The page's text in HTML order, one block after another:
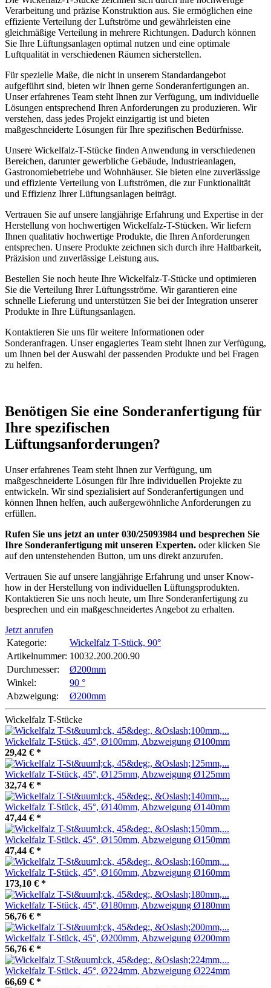
Verarbeitung und präzise Konstruktion aus. Sie ermöglichen eine
effiziente Verteilung der Luftströme und gewährleisten eine
gleichmäßige Verteilung in mehrere Richtungen. Dadurch können
Sie Ihre Lüftungsanlagen optimal nutzen und eine optimale
Luftqualität in verschiedenen Räumen sicherstellen.
Für spezielle Maße, die nicht in unserem Standardangebot
aufgeführt sind, bieten wir Ihnen gerne Sonderanfertigungen an.
Unser erfahrenes Team steht Ihnen zur Verfügung, um individuelle
Lösungen entsprechend Ihren Anforderungen zu produzieren. Wir
verstehen, dass jedes Projekt einzigartig ist und bieten
maßgeschneiderte Lösungen für Ihre spezifischen Bedürfnisse.
Unsere Wickelfalz-T-Stücke finden Anwendung in verschiedenen
Bereichen, darunter gewerbliche Gebäude, Industrieanlagen,
Gastronomiebetriebe und Wohnhäuser. Sie bieten eine zuverlässige
und effiziente Verteilung von Luftströmen, die zur Funktionalität
und Effizienz Ihrer Lüftungsanlagen beiträgt.
Vertrauen Sie auf unsere langjährige Erfahrung und Expertise in der
Herstellung von hochwertigen Wickelfalz-T-Stücken. Wir liefern
Ihnen qualitativ hochwertige Produkte, die Ihren Anforderungen
entsprechen. Unsere Produkte zeichnen sich durch ihre Haltbarkeit,
Präzision und zuverlässige Leistung aus.
Bestellen Sie noch heute Ihre Wickelfalz-T-Stücke und optimieren
Sie die Verteilung Ihrer Lüftungsströme. Wir garantieren eine
schnelle Lieferung und unterstützen Sie bei der Integration unserer
Produkte in Ihre Lüftungsanlagen.
Kontaktieren Sie uns für weitere Informationen oder
Sonderanfragen. Unser engagiertes Team steht Ihnen zur Verfügung,
um Ihnen bei der Auswahl der passenden Produkte und bei Fragen
zu helfen.
Benötigen Sie eine Sonderanfertigung für
Ihre spezifischen
Lüftungsanforderungen?
Unser erfahrenes Team steht Ihnen zur Verfügung, um
maßgeschneiderte Lösungen für Ihre individuellen Projekte zu
entwickeln. Wir sind spezialisiert auf Sonderanfertigungen und
können Ihnen helfen, auch außergewöhnliche Anforderungen zu
erfüllen.
Rufen Sie uns jetzt an unter 030/25093984 und besprechen Sie
Ihre Sonderanfertigung mit unseren Experten. oder klicken Sie
auf den untenstehenden Button, um uns direkt anzurufen.
Vertrauen Sie auf unsere langjährige Erfahrung und unser Know-
how in der Herstellung von individuellen Lüftungsprodukten.
Kontaktieren Sie uns noch heute, um Ihre Sonderanfertigung zu
besprechen und ein maßgeschneidertes Angebot zu erhalten.
Jetzt anrufen
Kategorie:
Wickelfalz T-Stück, 90°
Artikelnummer: 10032.200.200.90
Durchmesser‍:
Ø200mm
Winkel‍:
90 °
Abzweigung‍:
Ø200mm
Wickelfalz T-Stücke
Wickelfalz T-Stück, 45°, Ø100mm, Abzweigung Ø100mm
29,42 € *
Wickelfalz T-Stück, 45°, Ø125mm, Abzweigung Ø125mm
32,74 € *
Wickelfalz T-Stück, 45°, Ø140mm, Abzweigung Ø140mm
47,44 € *
Wickelfalz T-Stück, 45°, Ø150mm, Abzweigung Ø150mm
47,44 € *
Wickelfalz T-Stück, 45°, Ø160mm, Abzweigung Ø160mm
173,10 € *
Wickelfalz T-Stück, 45°, Ø180mm, Abzweigung Ø180mm
56,76 € *
Wickelfalz T-Stück, 45°, Ø200mm, Abzweigung Ø200mm
56,76 € *
Wickelfalz T-Stück, 45°, Ø224mm, Abzweigung Ø224mm
66,69 € *